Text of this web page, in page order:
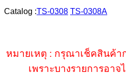
Catalog :TS-0308 TS-0308A
หมายเหตุ : กรุณาเช็คสินค้า
เพราะบางรายการอา